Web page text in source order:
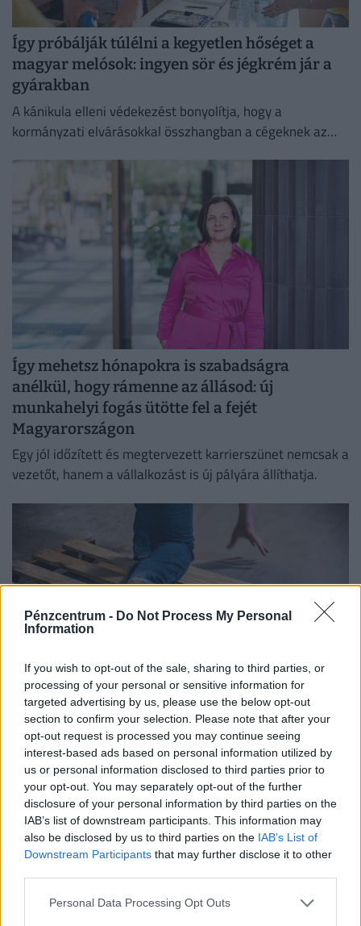
Pénzcentrum - Do Not Process My Personal
Information
If you wish to opt-out of the sale, sharing to third parties, or
processing of your personal or sensitive information for
targeted advertising by us, please use the below opt-out
section to confirm your selection. Please note that after your
opt-out request is processed you may continue seeing
interest-based ads based on personal information utilized by
us or personal information disclosed to third parties prior to
your opt-out. You may separately opt-out of the further
disclosure of your personal information by third parties on the
IAB’s list of downstream participants. This information may
also be disclosed by us to third parties on the IAB’s List of
Downstream Participants that may further disclose it to other
Personal Data Processing Opt Outs
Így próbálják túlélni a kegyetlen hőséget a
magyar melósok: ingyen sör és jégkrém jár a
gyárakban
A kánikula elleni védekezést bonyolítja, hogy a
kormányzati elvárásokkal összhangban a cégeknek az
Így mehetsz hónapokra is szabadságra
anélkül, hogy rámenne az állásod: új
munkahelyi fogás ütötte fel a fejét
Magyarországon
Egy jól időzített és megtervezett karrierszünet nemcsak a
vezetőt, hanem a vállalkozást is új pályára állíthatja.
Kegyetlen hetek várnak a dolgozó
magyarokra: életveszélyes csapdát rejt ez az
időszak
A tartós hőség nemcsak a komfortérzetet rontja, de
komoly fizikai és mentális terhet jelenthet a dolgozók
számára.